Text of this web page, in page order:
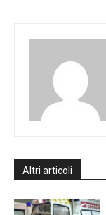
Altri articoli